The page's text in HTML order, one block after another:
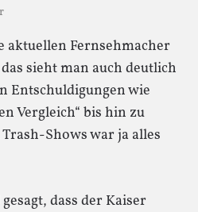
aktuellen Fernsehmacher
sieht man auch deutlich
Entschuldigungen wie
Vergleich“ bis hin zu
Shows war ja alles
dass der Kaiser